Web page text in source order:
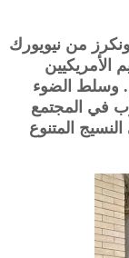
من نيويورك
الأمريكيين
وسلط الضوء
في المجتمع
المتنوع